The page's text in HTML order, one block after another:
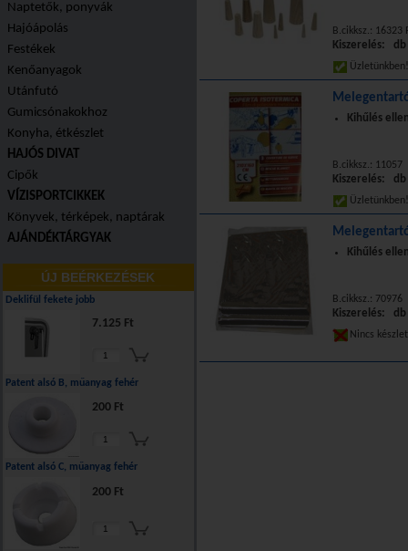
Naptetők, ponyvák
Hajóápolás
Festékek
Kenőanyagok
Utánfutó
Gumicsónakokhoz
Konyha, étkészlet
HAJÓS DIVAT
Cipők
VÍZISPORTCIKKEK
Könyvek, térképek, naptárak
AJÁNDÉKTÁRGYAK
ÚJ BEÉRKEZÉSEK
Deklifül fekete jobb
7.125 Ft
Patent alsó B, műanyag fehér
200 Ft
Patent alsó C, műanyag fehér
200 Ft
B.cikksz.: 16323
Kiszerelés: db
Kihűlés
B.cikksz.: 11057
Kiszerelés: db
Kihűlés
B.cikksz.: 70976
Kiszerelés: db
Nincs